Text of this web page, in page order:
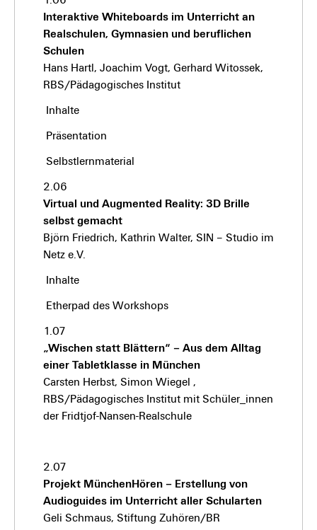
Interaktive Whiteboards im Unterricht an
Realschulen, Gymnasien und beruflichen
Schulen
Hans Hartl, Joachim Vogt, Gerhard Witossek,
RBS/Pädagogisches Institut
Inhalte
Präsentation
Selbstlernmaterial
2.06
Virtual und Augmented Reality: 3D Brille
selbst gemacht
Björn Friedrich, Kathrin Walter, SIN – Studio im
Netz e.V.
Inhalte
Etherpad des Workshops
1.07
„Wischen statt Blättern“ – Aus dem Alltag
einer Tabletklasse in München
Carsten Herbst, Simon Wiegel ,
RBS/Pädagogisches Institut mit Schüler_innen
der Fridtjof-Nansen-Realschule
2.07
Projekt MünchenHören – Erstellung von
Audioguides im Unterricht aller Schularten
Geli Schmaus, Stiftung Zuhören/BR